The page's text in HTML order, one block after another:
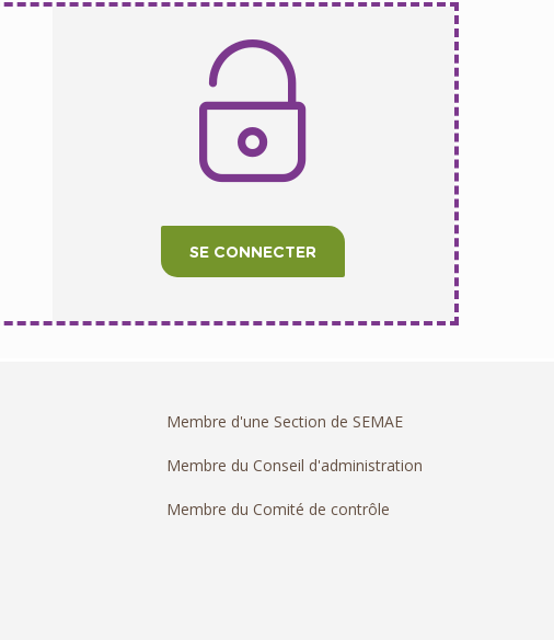
SE CONNECTER
Membre d'une Section de SEMAE
Membre du Conseil d'administration
Membre du Comité de contrôle